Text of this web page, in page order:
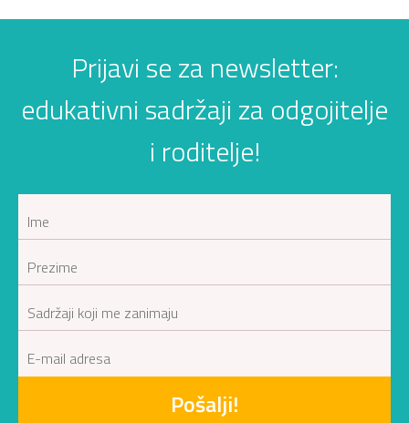
Prijavi se za newsletter:
edukativni sadržaji za odgojitelje
i roditelje!
Pošalji!